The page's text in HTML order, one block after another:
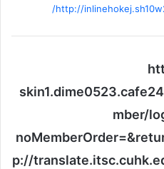
http://
mber/
p://